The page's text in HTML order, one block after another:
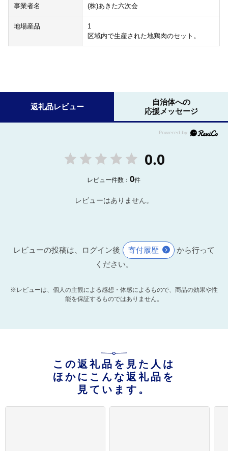
事業者名 (株)あきた六次会
地場産品
1
区域内で生産された地鶏肉のセット。
返礼品レビュー
自治体への
応援メッセージ
0.0
レビュー件数：0件
レビューはありません。
レビューの投稿は、ログイン後 寄付履歴
から行って
ください。
※レビューは、個人の主観による感想・体感によるもので、商品の効果や性
能を保証するものではありません。
この返礼品を見た人は
ほかにこんな返礼品を
見ています。